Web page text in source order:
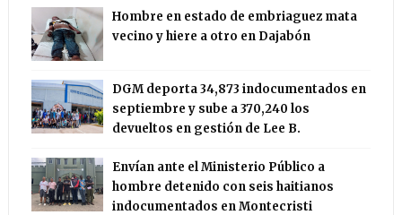
Hombre en estado de embriaguez mata
vecino y hiere a otro en Dajabón
DGM deporta 34,873 indocumentados en
septiembre y sube a 370,240 los
devueltos en gestión de Lee B.
Envían ante el Ministerio Público a
hombre detenido con seis haitianos
indocumentados en Montecristi